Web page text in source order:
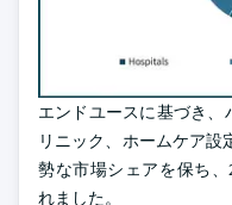
エンドユースに基づき、
リニック、ホームケア
勢な市場シェアを保ち、
れました。